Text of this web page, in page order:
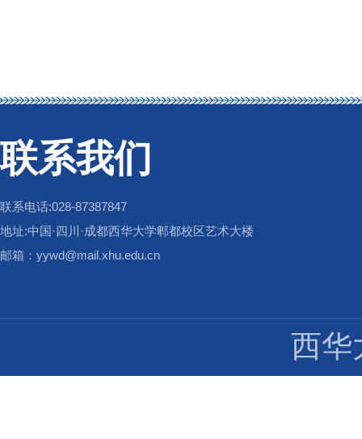
联系我们
联系电话:028-87387847
地址:中国·四川·成都西华大学郫都校区艺术大楼
邮箱：yywd@mail.xhu.edu.cn
西华